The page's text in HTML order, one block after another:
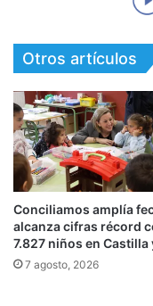
Otros artículos
Conciliamos amplía
alcanza cifras récord
7.827 niños en Castilla
7 agosto, 2026